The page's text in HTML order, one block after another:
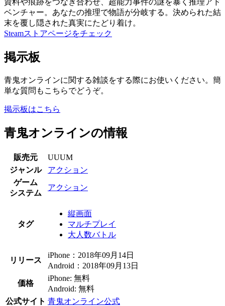
資料や痕跡をつなぎ合わせ、超能力事件の謎を暴く推理アド
ベンチャー。あなたの推理で物語が分岐する。決められた結
末を覆し隠された真実にたどり着け。
Steamストアページをチェック
掲示板
青鬼オンラインに関する雑談をする際にお使いください。簡
単な質問もこちらでどうぞ。
掲示板はこちら
青鬼オンラインの情報
販売元
UUUM
ジャンル
アクション
ゲーム
システム
アクション
タグ
縦画面
マルチプレイ
大人数バトル
リリース
iPhone：2018年09月14日
Android：2018年09月13日
価格
iPhone: 無料
Android: 無料
公式サイト 青鬼オンライン公式